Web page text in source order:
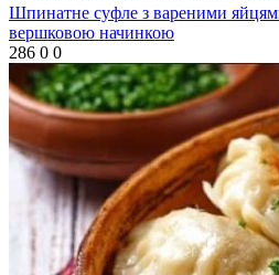
Шпинатне суфле з вареними
вершковою начинкою
286 0 0